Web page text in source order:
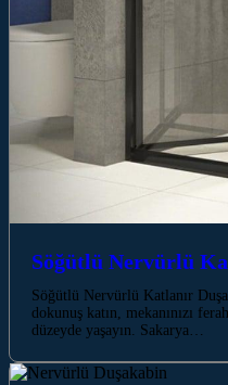
Söğütlü Nervürlü
Söğütlü Nervürlü Katlanır
dokunuş katın, mekanınızı
düzeyde yaşayın. Sakarya…